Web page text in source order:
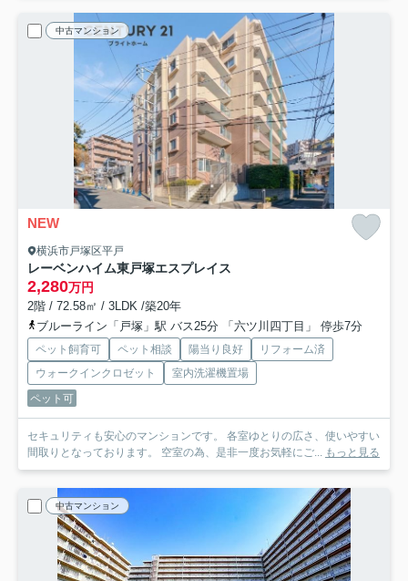
中古マンション
NEW
横浜市戸塚区平戸
レーベンハイム東戸塚エスプレイス
2,280万円
2階 / 72.58㎡ / 3LDK /築20年
ブルーライン「戸塚」駅 バス25分 「六ツ川四丁目」 停歩7分
ペット飼育可 ペット相談 陽当り良好
リフォーム済
ウォークインクロゼット
室内洗濯機置場
ペット可
セキュリティも安心のマンションです。 各室ゆとりの広さ、使いやすい
間取りとなっております。 空室の為、是非一度お気軽にご... もっと見る
中古マンション